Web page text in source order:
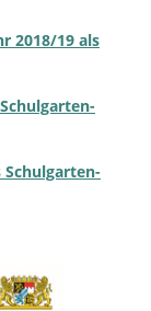
2018/19 als